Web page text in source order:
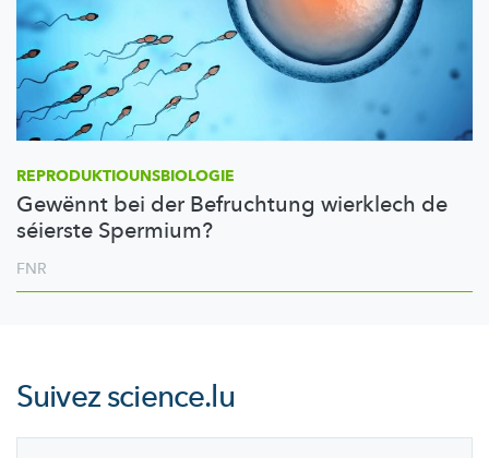
REPRODUKTIOUNSBIOLOGIE
Gewënnt bei der Befruchtung wierklech de
séierste Spermium?
FNR
Suivezscience.lu